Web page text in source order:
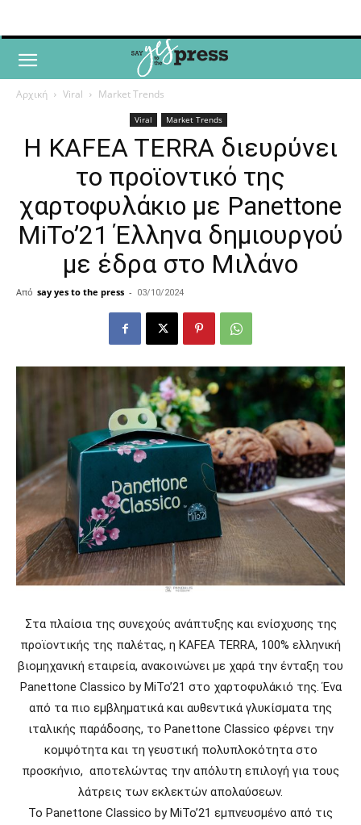
Αρχική Viral Market Trends
Viral Market Trends
Η KAFEA TERRA διευρύνει
το προϊοντικό της
χαρτοφυλάκιο με Panettone
MiTo’21 Έλληνα δημιουργού
με έδρα στο Μιλάνο
Από say yes to the press - 03/10/2024
Στα πλαίσια της συνεχούς ανάπτυξης και ενίσχυσης της
προϊοντικής της παλέτας, η KAFEA TERRA, 100% ελληνική
βιομηχανική εταιρεία, ανακοινώνει με χαρά την ένταξη του
Panettone Classico by MiTo’21 στο χαρτοφυλάκιό της. Ένα
από τα πιο εμβληματικά και αυθεντικά γλυκίσματα της
ιταλικής παράδοσης, το Panettone Classico φέρνει την
κομψότητα και τη γευστική πολυπλοκότητα στο
προσκήνιο, αποτελώντας την απόλυτη επιλογή για τους
λάτρεις των εκλεκτών απολαύσεων.
Το Panettone Classico by MiTo’21 εμπνευσμένο από τις